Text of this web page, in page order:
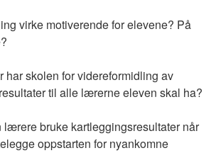
virke motiverende for elevene? På
har skolen for videreformidling av
til alle lærerne eleven skal ha?
lærere bruke kartleggingsresultater når
oppstarten for nyankomne